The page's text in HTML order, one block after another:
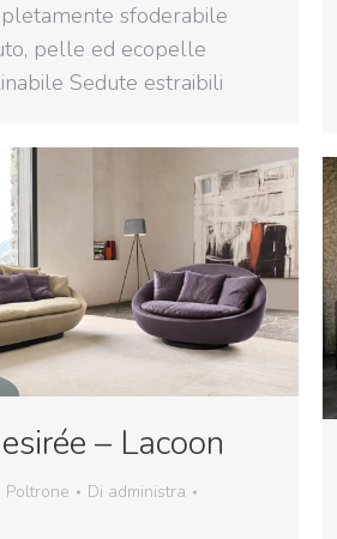
sfoderabile
pelle ed ecopelle
Sedute estraibili
– Lacoon
Poltrone Di administra